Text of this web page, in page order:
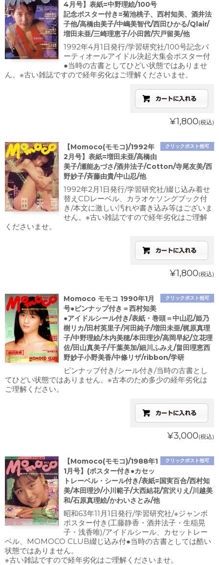
4月号】表紙=中野理絵/100号
記念ポスター付き=菊池桃子、西村知美、酒井法
子他/高橋由美子/中嶋美智代/西田ひかる/Qlair/
増田未亜/三崎理恵子/小田茜/宍戸留美/他
1992年4月1日発行/学習研究社/100号記念パ
ーティオールアイドル決起大集会ポスター付
●当時の古書としてひどい状態ではありませ
ん。※古い雑誌ですので経年劣化はご理解くださいませ。
¥1,800(税込)
クリックポスト他可
【Momoco(モモコ)/1992年
2月号】表紙=増田未亜/高橋由
美子/瀬能あづさ/酒井法子/Cotton/寺尾友美/西
野妙子/斉藤由貴/中山忍/他
1992年2月1日発行/学習研究社/綴じ込み着せ
替えCDレーベル、カラオケソングブック付
き/本文に激しい汚れや書き込み等はございま
せん。※古い雑誌ですので経年劣化はご理解
くださいませ。
¥1,800(税込)
クリックポスト他可
Momoco モモコ 1990年1月
号●ピンナップ付き＝西村知美
●アイドルシール付き/表紙・巻頭＝中山忍/姫乃
樹リカ/田村英里子/河田純子/増田未亜/梶原真理
子/中野理絵/木内美穂/本田理沙/高岡早紀/立花理
佐/田山真美子/千葉美加/細川ふみえ/畠田理恵西
野妙子小野美香/中條リザ/ribbon/学研
ピンナップ付き/シール付き/当時の古書とし
てひどい状態ではありません。※古本のため多少の経年劣化は
ご理解ください。
¥3,000(税込)
クリックポスト他可
【Momoco(モモコ)/1988年1
1月号】(ポスター付き●カセッ
トレーベル・シール付き/表紙=国実百合/西村知
美/本田理沙/小川範子/大西結花/宮沢りえ/川越美
和/石原真理絵/かわいさとみ/他
昭和63年11月1日発行/学習研究社/※ジャンボ
ポスター付き(工藤静香・酒井法子・生稲晃
子・浅香唯)/アイドルシール、カセットレー
ベル、MOMOCO CLUB綴じ込み付●当時の古書としては酷い
状態ではありません。
※古い雑誌ですので経年劣化はご理解くださいませ。